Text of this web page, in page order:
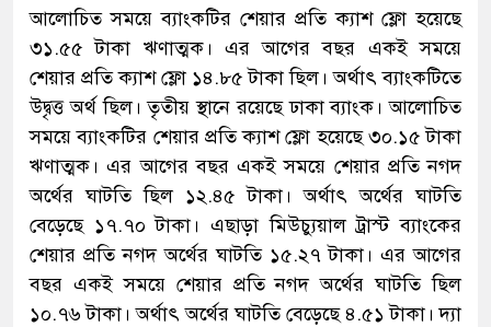
আলোচিত সময়ে ব্যাংকটির শেয়ার প্রতি ক্যাশ ফ্লো হয়েছে
৩১.৫৫ টাকা ঋণাত্মক। এর আগের বছর একই সময়ে
শেয়ার প্রতি ক্যাশ ফ্লো ১৪.৮৫ টাকা ছিল। অর্থাৎ ব্যাংকটিতে
উদ্বৃত্ত অর্থ ছিল। তৃতীয় স্থানে রয়েছে ঢাকা ব্যাংক। আলোচিত
সময়ে ব্যাংকটির শেয়ার প্রতি ক্যাশ ফ্লো হয়েছে ৩০.১৫ টাকা
ঋণাত্মক। এর আগের বছর একই সময়ে শেয়ার প্রতি নগদ
অর্থের ঘাটতি ছিল ১২.৪৫ টাকা। অর্থাৎ অর্থের ঘাটতি
বেড়েছে ১৭.৭০ টাকা। এছাড়া মিউচ্যুয়াল ট্রাস্ট ব্যাংকের
শেয়ার প্রতি নগদ অর্থের ঘাটতি ১৫.২৭ টাকা। এর আগের
বছর একই সময়ে শেয়ার প্রতি নগদ অর্থের ঘাটতি ছিল
১০.৭৬ টাকা। অর্থাৎ অর্থের ঘাটতি বেড়েছে ৪.৫১ টাকা। দ্যা